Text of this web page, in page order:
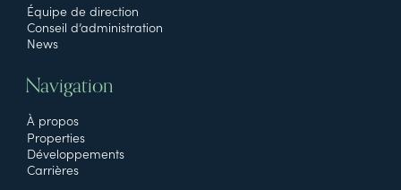
Équipe de direction
Conseil d’administration
News
Navigation
À propos
Properties
Développements
Carrières